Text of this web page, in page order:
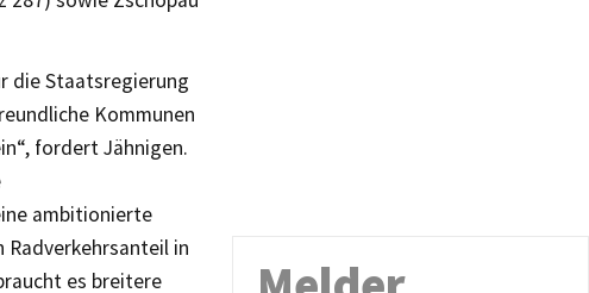
die Staatsregierung
Kommunen
fordert Jähnigen.
ambitionierte
in
es breitere